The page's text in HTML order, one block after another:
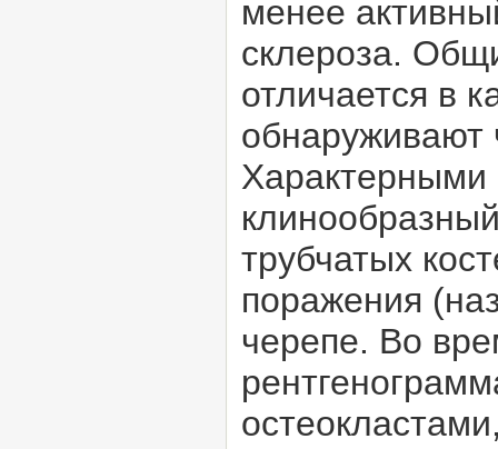
менее
склероза.
отличается в
обнаруживают
Характерными
трубчатых
поражения
черепе. Во